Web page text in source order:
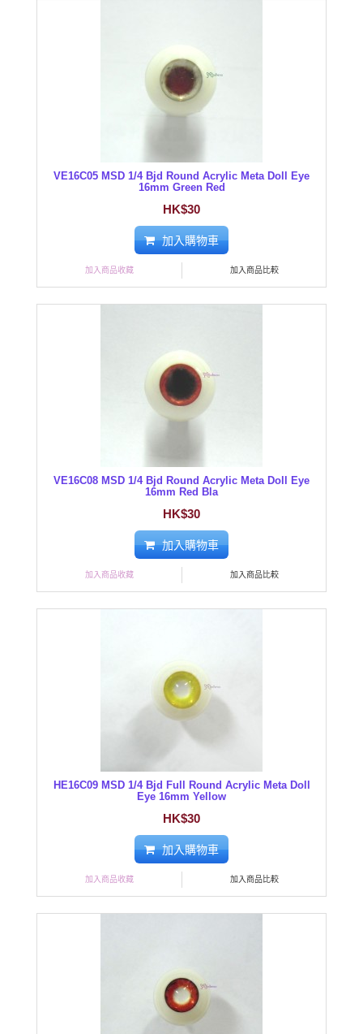
VE16C05 MSD 1/4 Bjd Round Acrylic Meta Doll Eye
16mm Green Red
HK$30
加入購物車
加入商品收藏 加入商品比較
VE16C08 MSD 1/4 Bjd Round Acrylic Meta Doll Eye
16mm Red Bla
HK$30
加入購物車
加入商品收藏 加入商品比較
HE16C09 MSD 1/4 Bjd Full Round Acrylic Meta Doll
Eye 16mm Yellow
HK$30
加入購物車
加入商品收藏 加入商品比較